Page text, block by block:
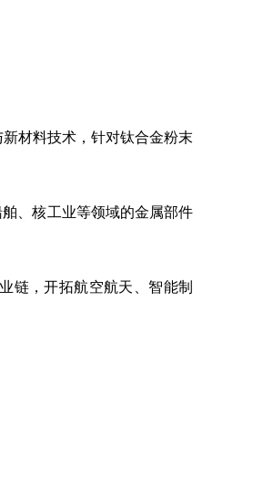
材料技术，针对钛合金粉末
、核工业等领域的金属部件
链，开拓航空航天、智能制